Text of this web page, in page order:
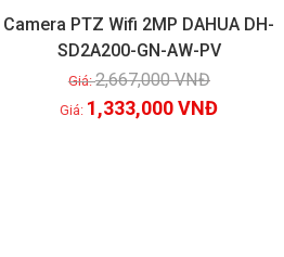
Xem chi tiết
Camera PTZ Wifi 2MP DAHUA DH-
SD2A200-GN-AW-PV
2,667,000VNĐ
1,333,000VNĐ